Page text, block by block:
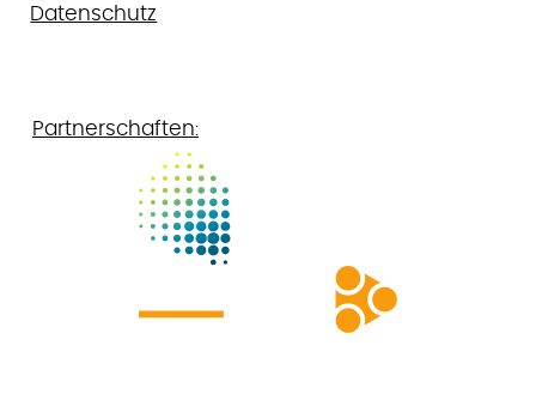
Datenschutz
Partnerschaften: